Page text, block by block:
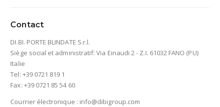
Contact
DI.BI. PORTE BLINDATE S.r.l.
Siège social et administratif: Via Einaudi 2 - Z.I. 61032 FANO (PU)
Italie
Tel: +39 0721 819 1
Fax: +39 0721 85 54 60
Courrier électronique : info@dibigroup.com